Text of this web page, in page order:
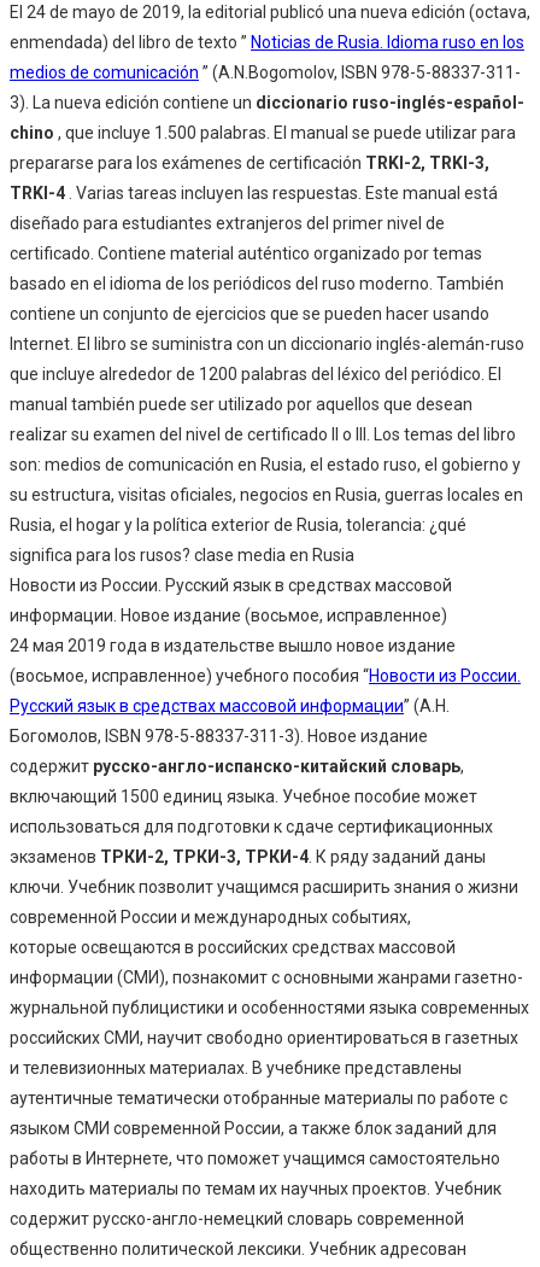
El 24 de mayo de 2019, la editorial publicó una nueva edición (octava,
enmendada) del libro de texto ” Noticias de Rusia. Idioma ruso en los
medios de comunicación ” (A.N.Bogomolov, ISBN 978-5-88337-311-
3). La nueva edición contiene un diccionario ruso-inglés-español-
chino , que incluye 1.500 palabras. El manual se puede utilizar para
prepararse para los exámenes de certificación TRKI-2, TRKI-3,
TRKI-4 . Varias tareas incluyen las respuestas. Este manual está
diseñado para estudiantes extranjeros del primer nivel de
certificado. Contiene material auténtico organizado por temas
basado en el idioma de los periódicos del ruso moderno. También
contiene un conjunto de ejercicios que se pueden hacer usando
Internet. El libro se suministra con un diccionario inglés-alemán-ruso
que incluye alrededor de 1200 palabras del léxico del periódico. El
manual también puede ser utilizado por aquellos que desean
realizar su examen del nivel de certificado II o III. Los temas del libro
son: medios de comunicación en Rusia, el estado ruso, el gobierno y
su estructura, visitas oficiales, negocios en Rusia, guerras locales en
Rusia, el hogar y la política exterior de Rusia, tolerancia: ¿qué
significa para los rusos? clase media en Rusia
Новости из России. Русский язык в средствах массовой
информации. Новое издание (восьмое, исправленное)
24 мая 2019 года в издательстве вышло новое издание
(восьмое, исправленное) учебного пособия “Новости из России.
Русский язык в средствах массовой информации” (А.Н.
Богомолов, ISBN 978-5-88337-311-3). Новое издание
содержит русско-англо-испанско-китайский словарь,
включающий 1500 единиц языка. Учебное пособие может
использоваться для подготовки к сдаче сертификационных
экзаменов ТРКИ-2, ТРКИ-3, ТРКИ-4 . К ряду заданий даны
ключи. Учебник позволит учащимся расширить знания о жизни
современной России и международных событиях,
которые освещаются в российских средствах массовой
информации (СМИ), познакомит с основными жанрами газетно-
журнальной публицистики и особенностями языка современных
российских СМИ, научит свободно ориентироваться в газетных
и телевизионных материалах. В учебнике представлены
аутентичные тематически отобранные материалы по работе с
языком СМИ современной России, а также блок заданий для
работы в Интернете, что поможет учащимся самостоятельно
находить материалы по темам их научных проектов. Учебник
содержит русско-англо-немецкий словарь современной
общественно политической лексики. Учебник адресован